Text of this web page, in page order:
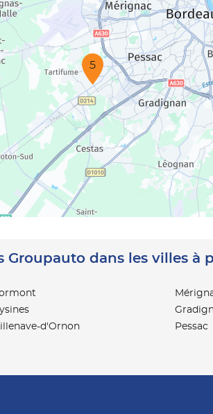
5
Groupauto dans les villes à
d'Ornon
Pessac